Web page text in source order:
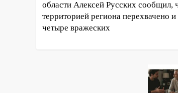
08:27 Ульяновская полиция
получила один из шести
уникальных автомобилей в
будет погода в Ульяновске
области Алексей Русских сообщил,
территорией региона перехвачено
четыре вражеских